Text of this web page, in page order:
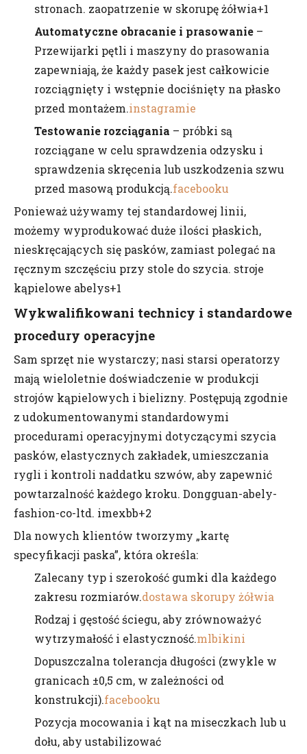
stronach. zaopatrzenie w skorupę żółwia+1
Automatyczne obracanie i prasowanie –
Przewijarki pętli i maszyny do prasowania
zapewniają, że każdy pasek jest całkowicie
rozciągnięty i wstępnie dociśnięty na płasko
przed montażem.instagramie
Testowanie rozciągania – próbki są
rozciągane w celu sprawdzenia odzysku i
sprawdzenia skręcenia lub uszkodzenia szwu
przed masową produkcją.facebooku
Ponieważ używamy tej standardowej linii,
możemy wyprodukować duże ilości płaskich,
nieskręcających się pasków, zamiast polegać na
ręcznym szczęściu przy stole do szycia. stroje
kąpielowe abelys+1
Wykwalifikowani technicy i standardowe
procedury operacyjne
Sam sprzęt nie wystarczy; nasi starsi operatorzy
mają wieloletnie doświadczenie w produkcji
strojów kąpielowych i bielizny. Postępują zgodnie
z udokumentowanymi standardowymi
procedurami operacyjnymi dotyczącymi szycia
pasków, elastycznych zakładek, umieszczania
rygli i kontroli naddatku szwów, aby zapewnić
powtarzalność każdego kroku. Dongguan-abely-
fashion-co-ltd. imexbb+2
Dla nowych klientów tworzymy „kartę
specyfikacji paska”, która określa:
Zalecany typ i szerokość gumki dla każdego
zakresu rozmiarów.dostawa skorupy żółwia
Rodzaj i gęstość ściegu, aby zrównoważyć
wytrzymałość i elastyczność.mlbikini
Dopuszczalna tolerancja długości (zwykle w
granicach ±0,5 cm, w zależności od
konstrukcji).facebooku
Pozycja mocowania i kąt na miseczkach lub u
dołu, aby ustabilizować